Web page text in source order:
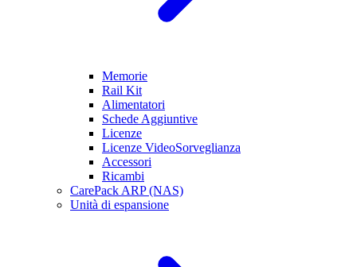
Memorie
Rail Kit
Alimentatori
Schede Aggiuntive
Licenze
Licenze VideoSorveglianza
Accessori
Ricambi
CarePack ARP (NAS)
Unità di espansione